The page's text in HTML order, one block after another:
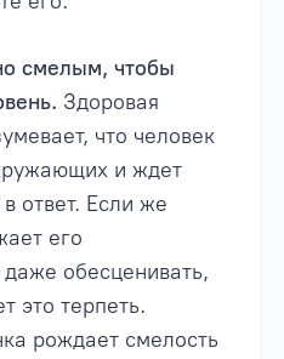
смелым, чтобы
Здоровая
что человек
и ждет
ответ. Если же
его
обесценивать,
это терпеть.
рождает смелость